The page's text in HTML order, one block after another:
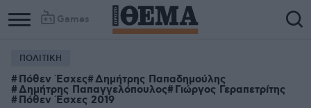
Games
Column
1
Column
2
ΠΟΛΙΤΙΚΗ
Πόθεν Έσχες Δημήτρης Παπαδημούλης
Δημήτρης Παπαγγελόπουλος Γιώργος Γεραπετρίτης
Πόθεν Έσχες 2019